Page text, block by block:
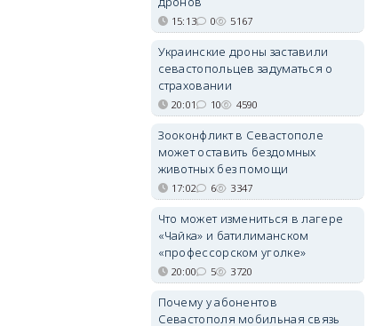
15:13 0 5167
Украинские дроны заставили
севастопольцев задуматься о
страховании
20:01 10 4590
Зооконфликт в Севастополе
может оставить бездомных
животных без помощи
17:02 6 3347
Что может измениться в лагере
«Чайка» и батилиманском
«профессорском уголке»
20:00 5 3720
Почему у абонентов
Севастополя мобильная связь